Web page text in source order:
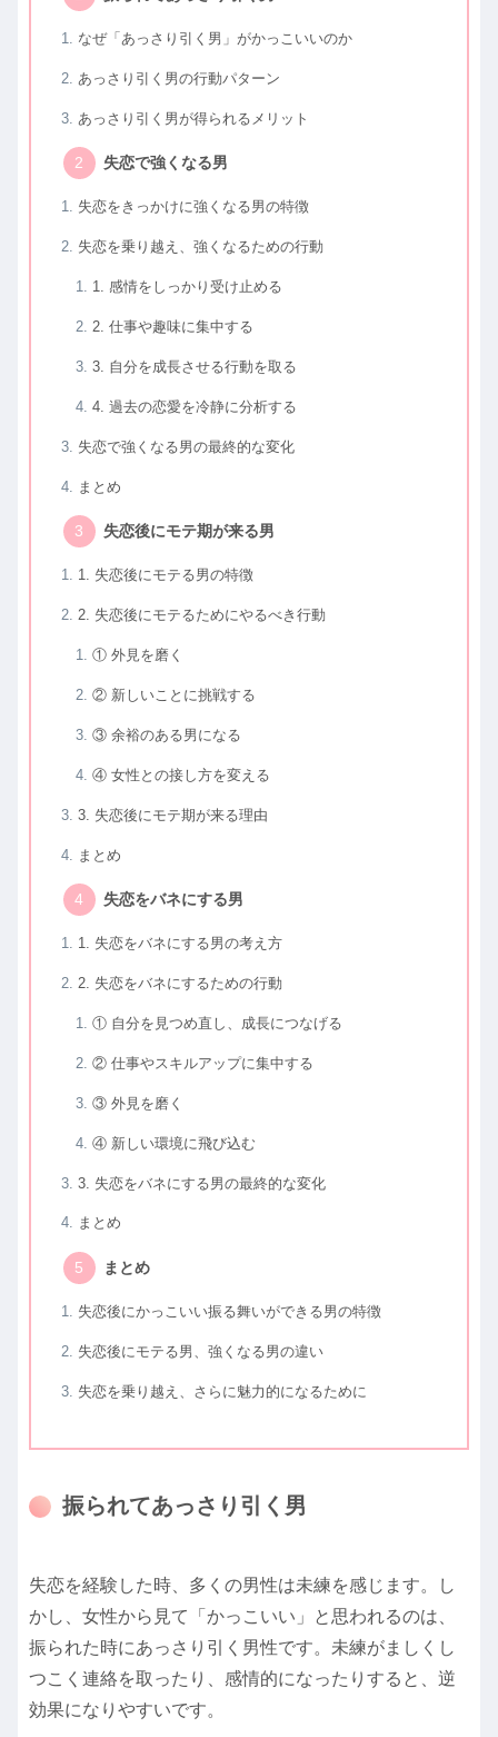
なぜ「あっさり引く男」がかっこいいのか
あっさり引く男の行動パターン
あっさり引く男が得られるメリット
失恋で強くなる男
失恋をきっかけに強くなる男の特徴
失恋を乗り越え、強くなるための行動
1. 感情をしっかり受け止める
2. 仕事や趣味に集中する
3. 自分を成長させる行動を取る
4. 過去の恋愛を冷静に分析する
失恋で強くなる男の最終的な変化
まとめ
失恋後にモテ期が来る男
1. 失恋後にモテる男の特徴
2. 失恋後にモテるためにやるべき行動
① 外見を磨く
② 新しいことに挑戦する
③ 余裕のある男になる
④ 女性との接し方を変える
3. 失恋後にモテ期が来る理由
まとめ
失恋をバネにする男
1. 失恋をバネにする男の考え方
2. 失恋をバネにするための行動
① 自分を見つめ直し、成長につなげる
② 仕事やスキルアップに集中する
③ 外見を磨く
④ 新しい環境に飛び込む
3. 失恋をバネにする男の最終的な変化
まとめ
まとめ
失恋後にかっこいい振る舞いができる男の特徴
失恋後にモテる男、強くなる男の違い
失恋を乗り越え、さらに魅力的になるために
振られてあっさり引く男
失恋を経験した時、多くの男性は未練を感じます。し
かし、女性から見て「かっこいい」と思われるのは、
振られた時にあっさり引く男性です。未練がましくし
つこく連絡を取ったり、感情的になったりすると、逆
効果になりやすいです。